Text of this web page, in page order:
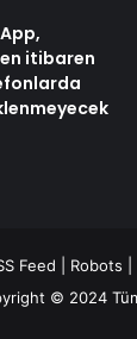
itibaren
Feed Robots
© 2024 Tüm